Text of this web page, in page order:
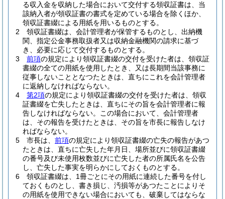
る収入金を収納した場合において交付する領収証書は、当
該納入者が領収証書の書式を定めている場合を除くほか、
領収証書綴による用紙を用いるものとする。
2
領収証書綴は、会計管理者が保管するものとし、出納機
関、指定公金事務取扱者又は収納金融機関の請求に基づ
き、必要に応じて交付するものとする。
3
前項の規定により領収証書綴の交付を受けた者は、領収証
書綴の全ての用紙を使用したとき、又は長期間当該事務に
従事しないこととなつたときは、直ちにこれを会計管理者
に返納しなければならない。
4
第2項の規定により領収証書綴の交付を受けた者は、領収
証書綴を亡失したときは、直ちにその旨を会計管理者に報
告しなければならない。
この場合において、会計管理者
は、その報告を受けたときは、その旨を市長に報告しなけ
ればならない。
5
市長は、 前項の規定により領収証書綴の亡失の報告があつ
たときは、直ちに亡失した年月日、場所並びに領収証書綴
の番号及び未使用枚数並びに亡失した者の所属氏名を公告
し、亡失した事実を明らかにしておくものとする。
6
領収証書綴は、1冊ごとにその用紙に連続した番号を付し
ておくものとし、書き損じ、汚損等があつたことによりそ
の用紙を使用できない場合においても、破棄してはならな